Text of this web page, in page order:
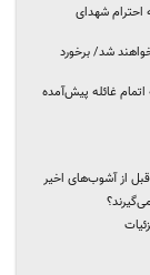
احترام شهدای
شد/ برخورد
غائله پیش‌آمده
از آشوب‌های اخیر